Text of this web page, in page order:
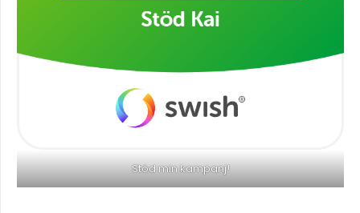
Stöd min kampanj!